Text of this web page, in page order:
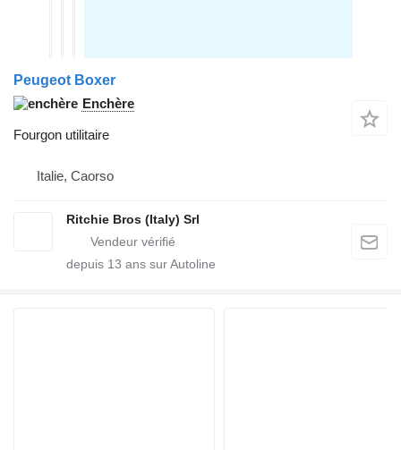
Peugeot Boxer
Enchère
Fourgon utilitaire
Italie, Caorso
Ritchie Bros (Italy) Srl
depuis 13 ans sur Autoline